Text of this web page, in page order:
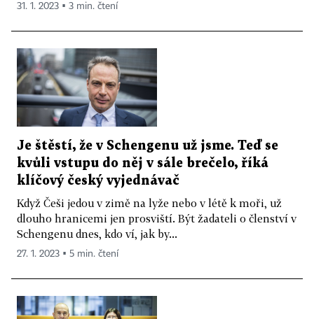
31. 1. 2023 ▪ 3 min. čtení
Je štěstí, že v Schengenu už jsme. Teď se
kvůli vstupu do něj v sále brečelo, říká
klíčový český vyjednávač
Když Češi jedou v zimě na lyže nebo v létě k moři, už
dlouho hranicemi jen prosviští. Být žadateli o členství v
Schengenu dnes, kdo ví, jak by...
27. 1. 2023 ▪ 5 min. čtení